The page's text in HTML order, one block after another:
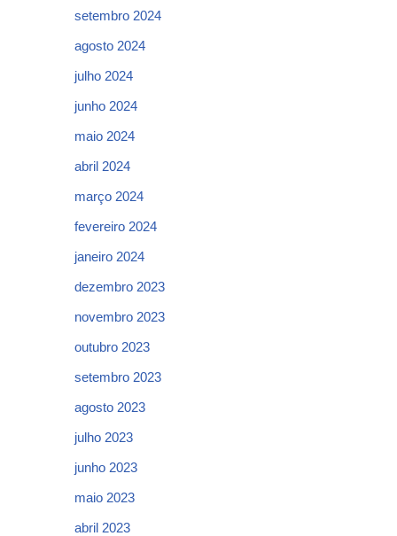
setembro 2024
agosto 2024
julho 2024
junho 2024
maio 2024
abril 2024
março 2024
fevereiro 2024
janeiro 2024
dezembro 2023
novembro 2023
outubro 2023
setembro 2023
agosto 2023
julho 2023
junho 2023
maio 2023
abril 2023